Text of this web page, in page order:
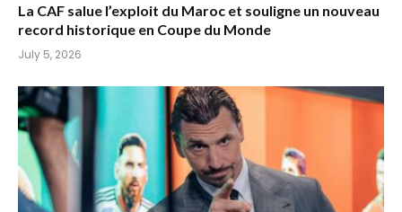
La CAF salue l’exploit du Maroc et souligne un nouveau
record historique en Coupe du Monde
July 5, 2026